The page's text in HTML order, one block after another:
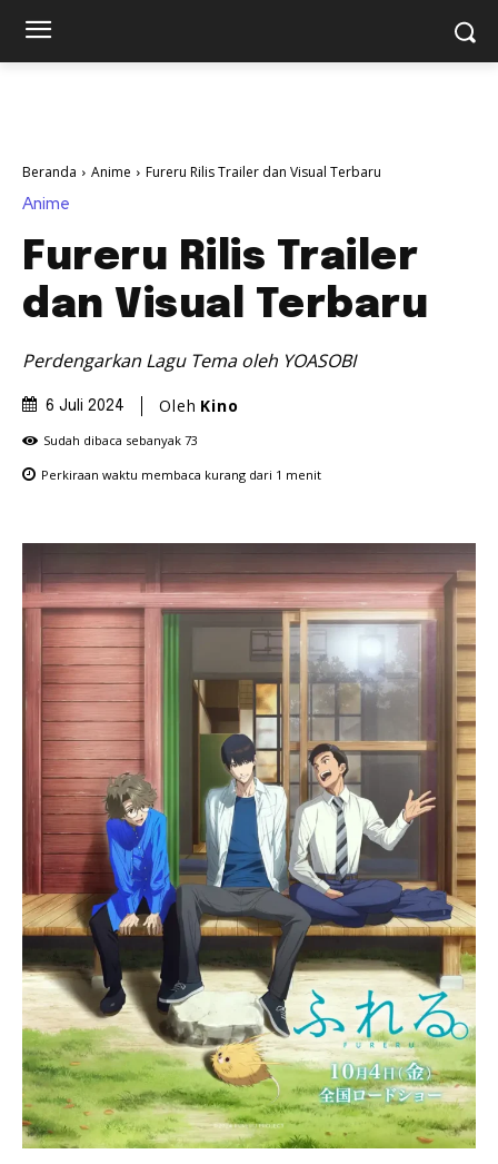
Beranda Anime Fureru Rilis Trailer dan Visual Terbaru
Anime
Fureru Rilis Trailer
dan Visual Terbaru
Perdengarkan Lagu Tema oleh YOASOBI
6 Juli 2024 Oleh Kino
Sudah dibaca sebanyak 73
Perkiraan waktu membaca kurang dari 1 menit